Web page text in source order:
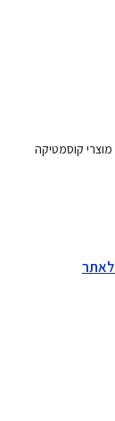
מוצרי קוסמטיקה
לאתר